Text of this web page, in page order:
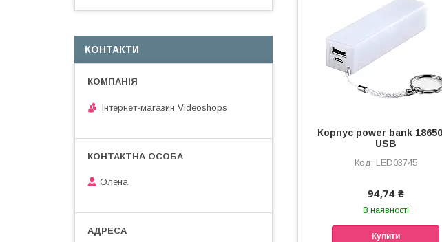
Корпус power bank
USB
LED03745
94,74 ₴
В наявності
Купити
КОНТАКТИ
Інтернет-магазин Videoshops
Олена